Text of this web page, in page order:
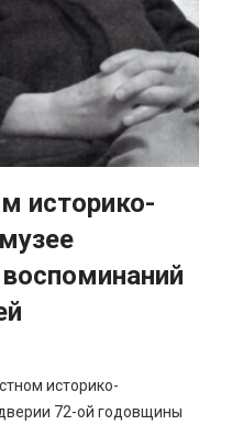
историко-
историко-
72-ой годовщины